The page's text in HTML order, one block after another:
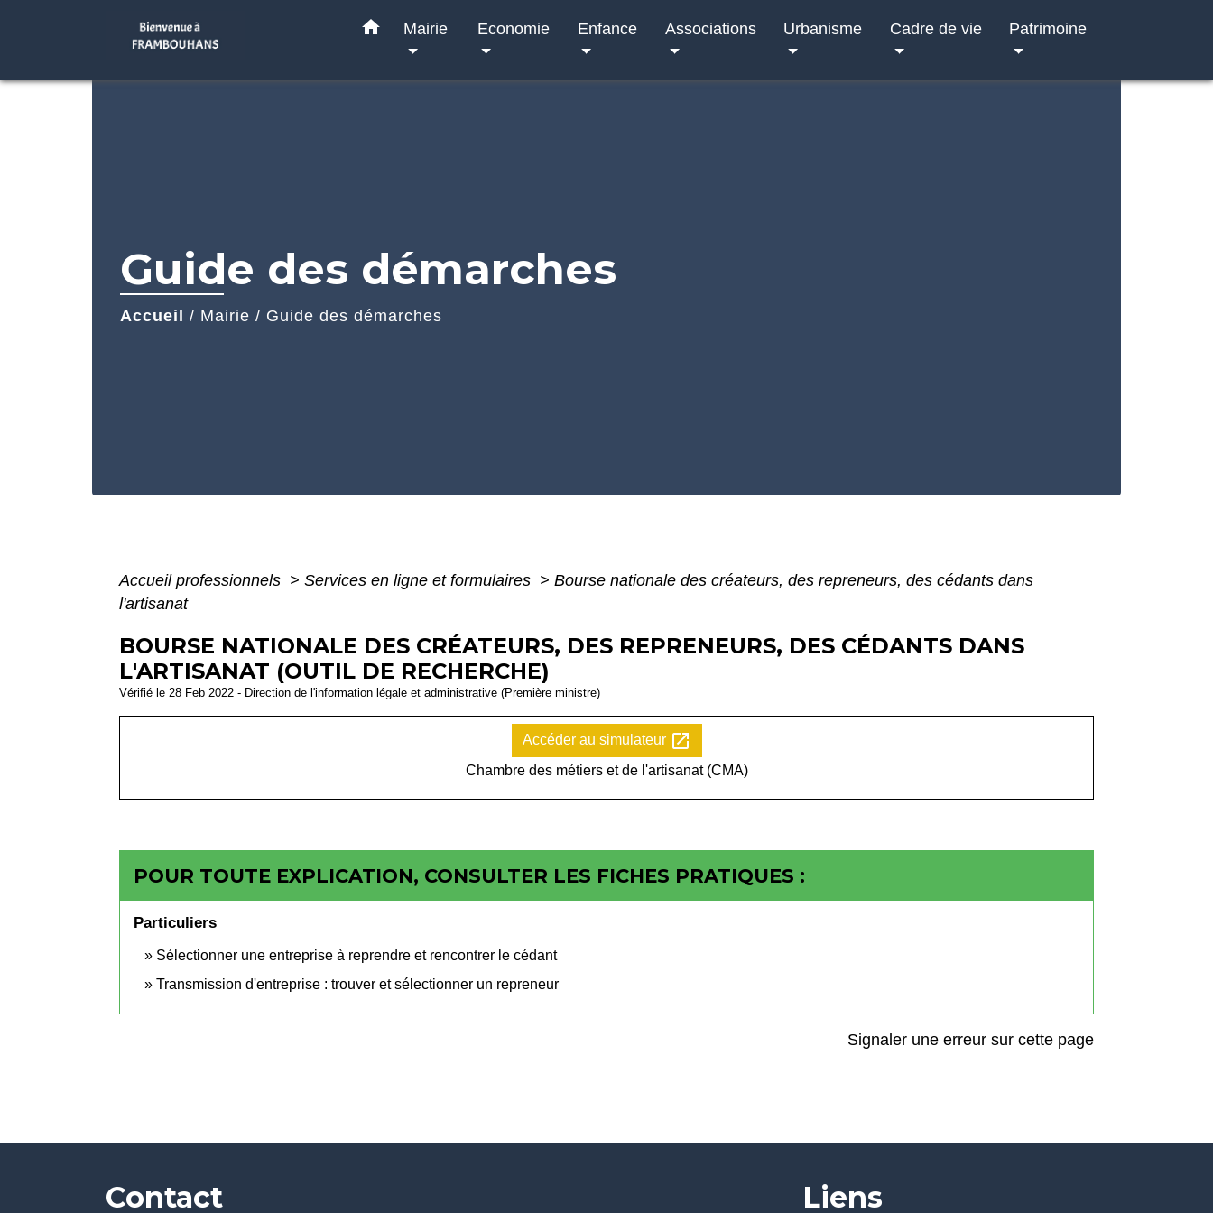
home Mairie Economie Enfance Associations Urbanisme Cadre de vie Patrimoine
Guide des démarches
Accueil / Mairie / Guide des démarches
Accueil professionnels > Services en ligne et formulaires > Bourse nationale des créateurs, des repreneurs, des cédants dans
l'artisanat
BOURSE NATIONALE DES CRÉATEURS, DES REPRENEURS, DES CÉDANTS DANS
L'ARTISANAT (OUTIL DE RECHERCHE)
Vérifié le 28 Feb 2022 - Direction de l'information légale et administrative (Première ministre)
Accéder au simulateur open_in_new
Chambre des métiers et de l'artisanat (CMA)
POUR TOUTE EXPLICATION, CONSULTER LES FICHES PRATIQUES :
Particuliers
Sélectionner une entreprise à reprendre et rencontrer le cédant
Transmission d'entreprise : trouver et sélectionner un repreneur
Signaler une erreur sur cette page
Contact Liens